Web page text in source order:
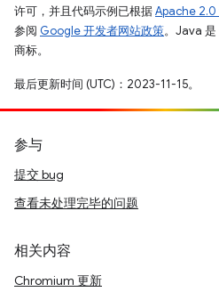
许可，并且代码示例已根据Apache 2.0
参阅 Google 开发者网站政策。Java
商标。
最后更新时间 (UTC)：2023-11-15。
参与
提交 bug
查看未处理完毕的问题
相关内容
Chromium 更新